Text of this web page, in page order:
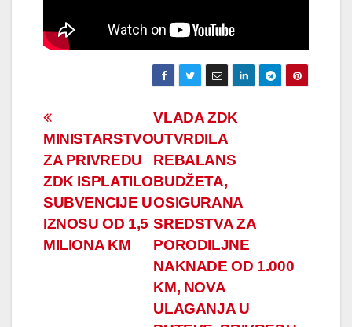
Navigacija
članaka
VLADA ZDK
UTVRDILA
REBALANS
BUDŽETA,
OSIGURANA
SREDSTVA ZA
PORODILJNE
NAKNADE OD 1.000
KM, NOVA
ULAGANJA U
MINISTARSTVO
ZA PRIVREDU
ZDK ISPLATILO
SUBVENCIJE U
IZNOSU OD 1,5
MILIONA KM